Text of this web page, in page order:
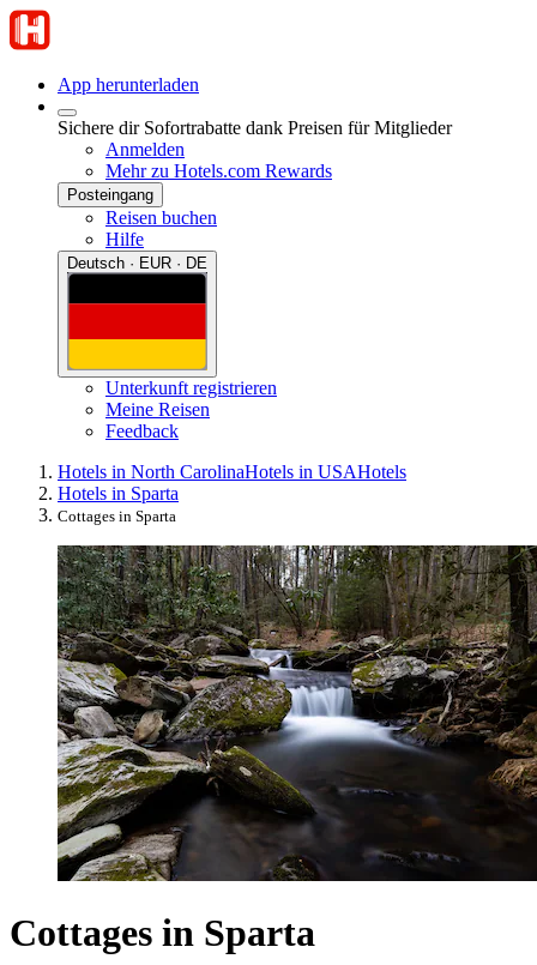
App herunterladen
Sichere dir Sofortrabatte dank Preisen für Mitglieder
Anmelden
Mehr zu Hotels.com Rewards
Posteingang
Reisen buchen
Hilfe
Deutsch · EUR · DE
Unterkunft registrieren
Meine Reisen
Feedback
Hotels in North CarolinaHotels in USAHotels
Hotels in Sparta
Cottages in Sparta
Cottages in Sparta